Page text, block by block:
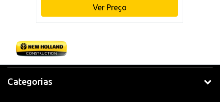
Ver Preço
Categorias